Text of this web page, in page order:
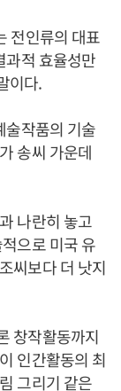
전인류의 대표
과적 효율성만
이다.
술작품의 기술
송씨 가운데
나란히 놓고
으로 미국 유
씨보다 더 낫지
창작활동까지
인간활동의 최
그리기 같은